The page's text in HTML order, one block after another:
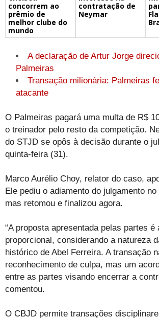
concorrem ao
prêmio de
melhor clube do
mundo
contratação de
Neymar
A declaração de Artur Jorge
Palmeiras
Transação milionária: Palmeiras
atacante
O Palmeiras pagará uma multa de R$
o treinador pelo resto da competição.
do STJD se opôs à decisão durante o
quinta-feira (31).
Marco Aurélio Choy, relator do caso,
Ele pediu o adiamento do julgamento
mas retomou e finalizou agora.
“A proposta apresentada pelas partes é
proporcional, considerando a natureza
histórico de Abel Ferreira. A transação
reconhecimento de culpa, mas um
entre as partes visando encerrar a
comentou.
O CBJD permite transações